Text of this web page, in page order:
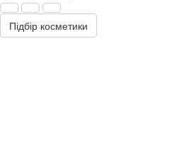
Підбір косметики